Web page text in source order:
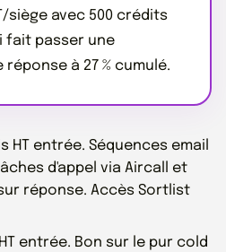
siège avec 500 crédits
fait passer une
réponse à 27 % cumulé.
HT entrée. Séquences email
d'appel via Aircall et
réponse. Accès Sortlist
entrée. Bon sur le pur cold